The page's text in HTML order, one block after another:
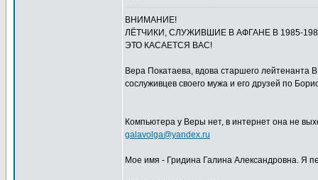
ВНИМАНИЕ!
ЛЁТЧИКИ, СЛУЖИВШИЕ В АФГАНЕ В 1985-
ЭТО КАСАЕТСЯ ВАС!
Вера Покатаева, вдова старшего лейтенанта
сослуживцев своего мужа и его друзей по
Компьютера у Веры нет, в интернет она не
galavolga@yandex.ru
Мое имя - Гридина Галина Александровна. Я